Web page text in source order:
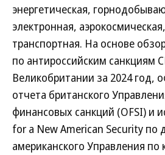
энергетическая,
электронная,
транспортная. На основе
по антироссийским санкциям
Великобритании за 2024 год,
отчета британского
финансовых санкций (OFSI) и
for a New American Security по
американского Управления по